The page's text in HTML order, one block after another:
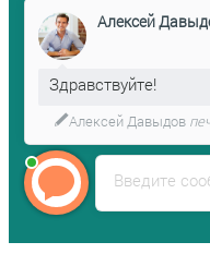
Введите
Алексей
Здравствуйте!
Алексей Давыдов